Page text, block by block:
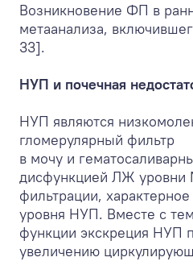
Возникновение ФП в
метаанализа,
33].
НУП и почечная
НУП являются
гломерулярный фильтр
в мочу и
дисфункцией ЛЖ уровни
фильтрации,
уровня НУП. Вместе с
функции экскреция НУП
увеличению